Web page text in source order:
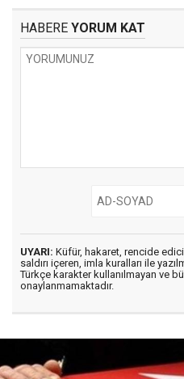
HABERE YORUM KAT
UYARI: Küfür, hakaret, rencide
saldırı içeren, imla kuralları ile
Türkçe karakter kullanılmayan ve
onaylanmamaktadır.